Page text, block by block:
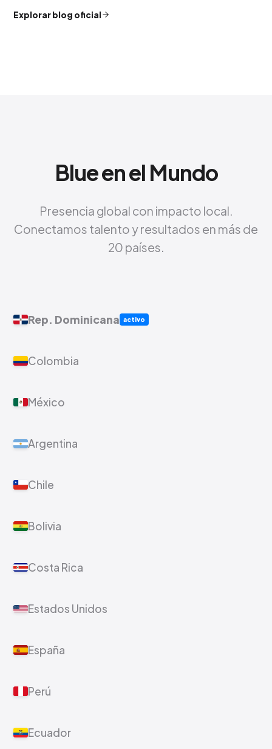
Explorar blog oficial
Blue en el Mundo
Presencia global con impacto local.
Conectamos talento y resultados en más de
20 países.
Rep. Dominicana activo
Colombia
México
Argentina
Chile
Bolivia
Costa Rica
Estados Unidos
España
Perú
Ecuador